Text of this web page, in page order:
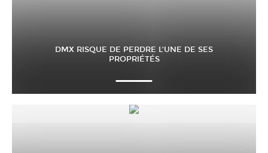
DMX RISQUE DE PERDRE L’UNE DE SES
PROPRIÉTÉS